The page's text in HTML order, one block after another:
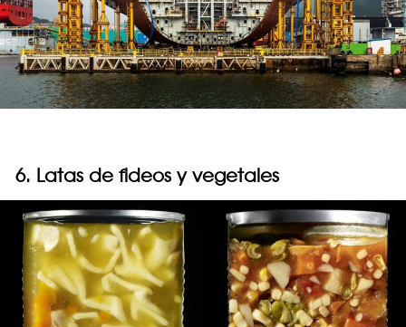
6. Latas de fideos y vegetales